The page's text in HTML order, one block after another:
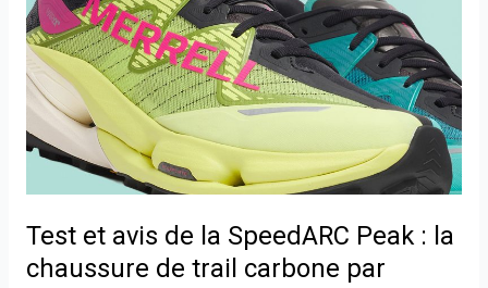
Test et avis de la SpeedARC Peak : la
chaussure de trail carbone par
avis
de
la
SpeedARC
:
de
trail